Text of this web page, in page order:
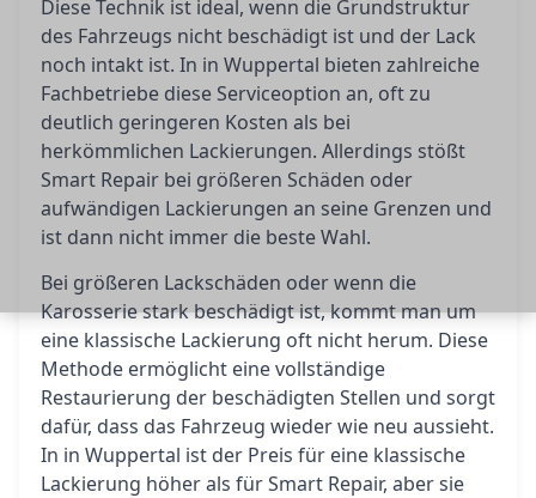
Diese Technik ist ideal, wenn die Grundstruktur
des Fahrzeugs nicht beschädigt ist und der Lack
noch intakt ist. In in Wuppertal bieten zahlreiche
Fachbetriebe diese Serviceoption an, oft zu
deutlich geringeren Kosten als bei
herkömmlichen Lackierungen. Allerdings stößt
Smart Repair bei größeren Schäden oder
aufwändigen Lackierungen an seine Grenzen und
ist dann nicht immer die beste Wahl.
Bei größeren Lackschäden oder wenn die
Karosserie stark beschädigt ist, kommt man um
eine klassische Lackierung oft nicht herum. Diese
Methode ermöglicht eine vollständige
Restaurierung der beschädigten Stellen und sorgt
dafür, dass das Fahrzeug wieder wie neu aussieht.
In in Wuppertal ist der Preis für eine klassische
Lackierung höher als für Smart Repair, aber sie